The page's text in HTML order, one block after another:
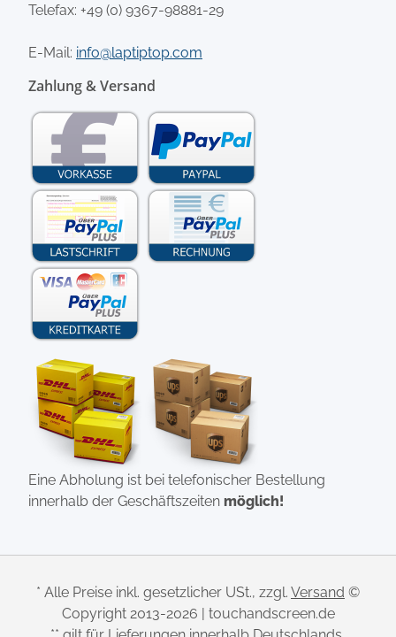
Telefax: +49 (0) 9367-98881-29
E-Mail: info@laptiptop.com
Zahlung & Versand
Eine Abholung ist bei telefonischer Bestellung
innerhalb der Geschäftszeiten möglich!
* Alle Preise inkl. gesetzlicher USt., zzgl. Versand ©
Copyright 2013-2026 | touchandscreen.de